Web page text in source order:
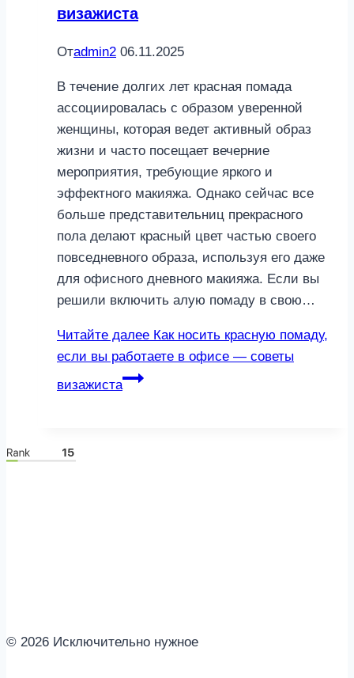
визажиста
Отadmin2 06.11.2025
В течение долгих лет красная помада
ассоциировалась с образом уверенной
женщины, которая ведет активный образ
жизни и часто посещает вечерние
мероприятия, требующие яркого и
эффектного макияжа. Однако сейчас все
больше представительниц прекрасного
пола делают красный цвет частью своего
повседневного образа, используя его даже
для офисного дневного макияжа. Если вы
решили включить алую помаду в свою…
Читайте далее Как носить красную помаду,
если вы работаете в офисе — советы
визажиста
© 2026 Исключительно нужное